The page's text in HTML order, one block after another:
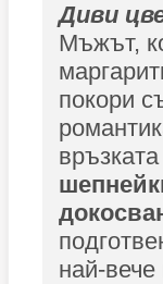
Диви
Мъжът,
покори
най-вече